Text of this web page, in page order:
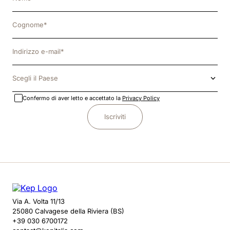
Scegli il Paese
Confermo di aver letto e accettato la Privacy Policy
Iscriviti
Via A. Volta 11/13
25080 Calvagese della Riviera (BS)
+39 030 6700172